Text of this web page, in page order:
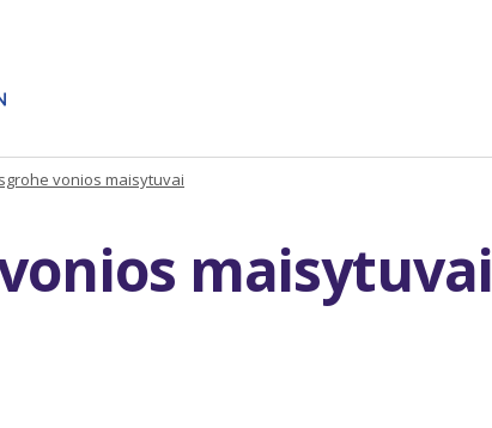
vonios maisytuvai
maisytuvai